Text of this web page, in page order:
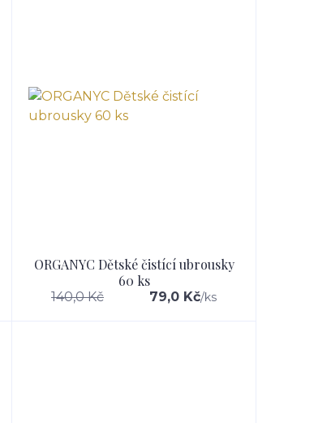
ORGANYC Dětské čistící ubrousky
60 ks
140,0 Kč 79,0 Kč/ks